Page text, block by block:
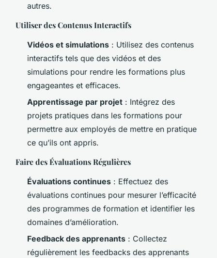
autres.
Utiliser des Contenus Interactifs
Vidéos et simulations : Utilisez des contenus
interactifs tels que des vidéos et des
simulations pour rendre les formations plus
engageantes et efficaces.
Apprentissage par projet : Intégrez des
projets pratiques dans les formations pour
permettre aux employés de mettre en pratique
ce qu’ils ont appris.
Faire des Évaluations Régulières
Évaluations continues : Effectuez des
évaluations continues pour mesurer l’efficacité
des programmes de formation et identifier les
domaines d’amélioration.
Feedback des apprenants : Collectez
régulièrement les feedbacks des apprenants